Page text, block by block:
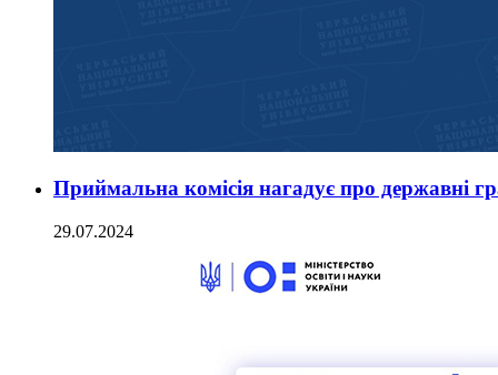
Приймальна комісія нагадує про державні
29.07.2024